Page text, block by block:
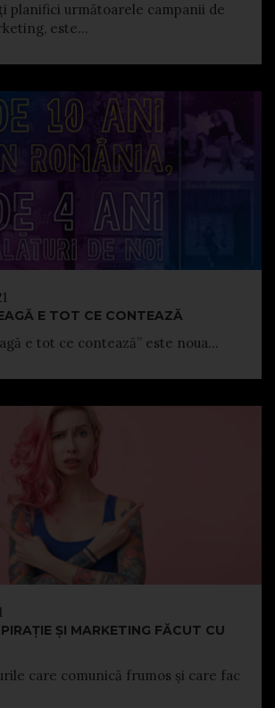
planifici următoarele campanii de
este...
E TOT CE CONTEAZĂ
e tot ce contează” este noua...
ȘI MARKETING FĂCUT CU
care comunică frumos și care fac